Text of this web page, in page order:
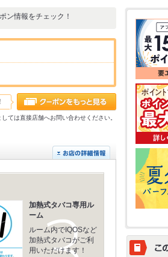
ン情報をチェック！
ては直接店舗へお問い合わせください。
加熱式タバコ専用ル
ーム
ルーム内でIQOSなど
加熱式タバコがご利
用いただけます！